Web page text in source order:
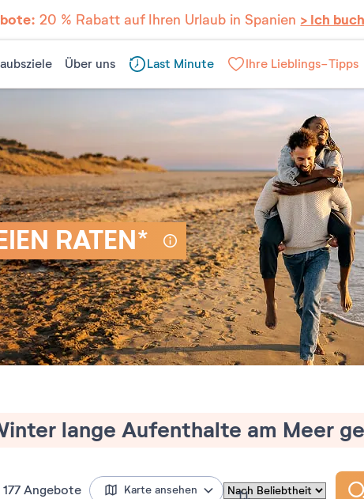
20 % Rabatt auf Ihren Urlaub in Spanien > Ich
Über uns Last Minute Ihre Lieblings-Tipps
RATEN*
lange Aufenthalte am Meer
177 Angebote Karte ansehen